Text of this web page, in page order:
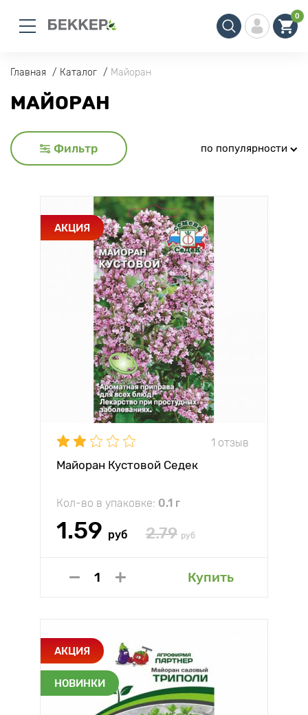
0
Главная Каталог Майоран
МАЙОРАН
Фильтр по популярности
АКЦИЯ
1 отзыв
Майоран Кустовой Седек
Кол-во в упаковке: 0.1 г
1.59 руб 2.79 руб
Купить
АКЦИЯ
НОВИНКИ